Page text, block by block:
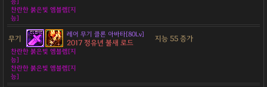
찬란한 붉은빛 엠블렘[지
능]
무기 레어 무기 클론 아바타[80Lv]
2017 정유년 불새 로드 지능 55 증가
찬란한 붉은빛 엠블렘[지
능]
찬란한 붉은빛 엠블렘[지
능]